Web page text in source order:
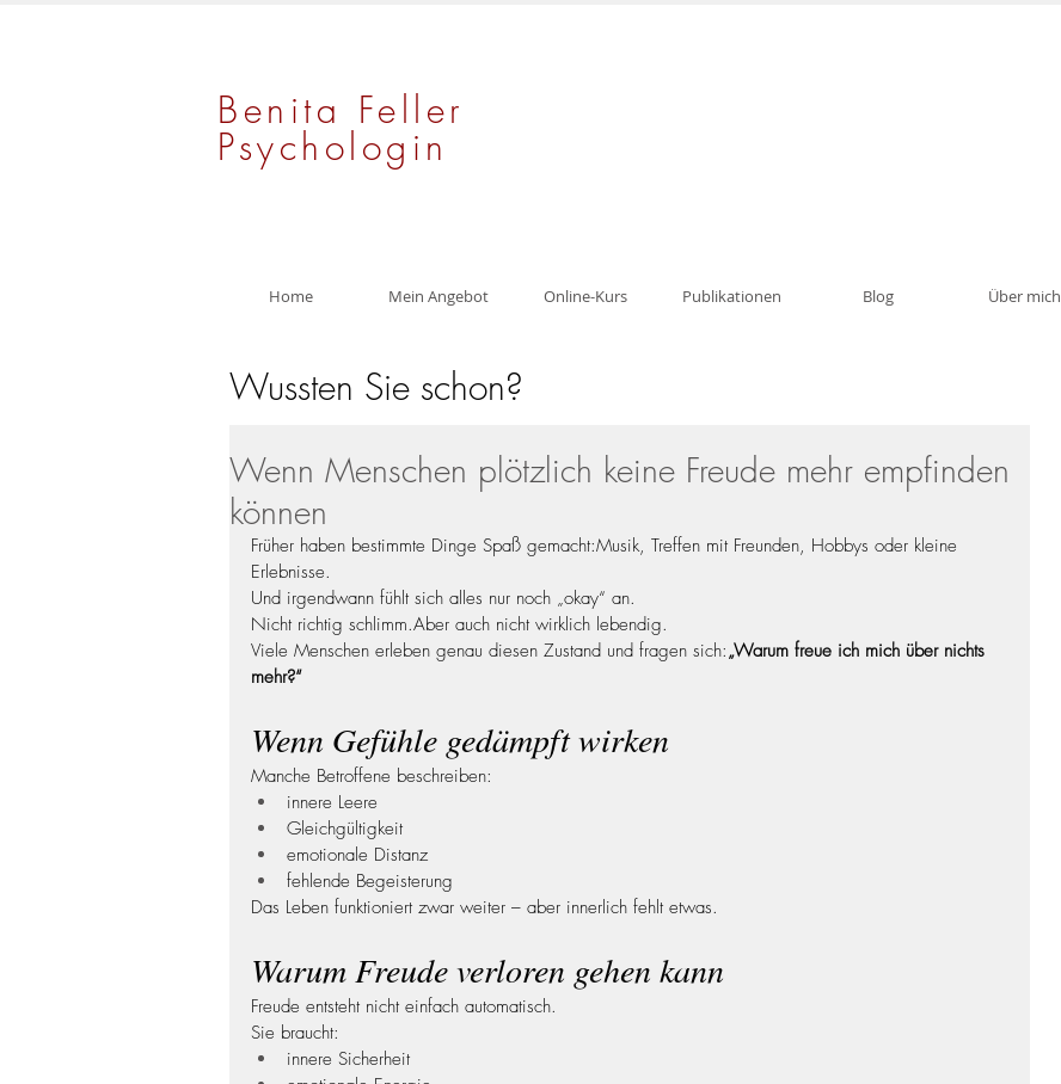
Benita Feller
Psychologin
Home Mein Angebot Online-Kurs Publikationen Blog Über mich
Wussten Sie schon?
Wenn Menschen plötzlich keine Freude mehr empfinden
können
Früher haben bestimmte Dinge Spaß gemacht:Musik, Treffen mit Freunden, Hobbys oder kleine
Erlebnisse.
Und irgendwann fühlt sich alles nur noch „okay“ an.
Nicht richtig schlimm.Aber auch nicht wirklich lebendig.
Viele Menschen erleben genau diesen Zustand und fragen sich:„Warum freue ich mich über nichts
mehr?“
Wenn Gefühle gedämpft wirken
Manche Betroffene beschreiben:
innere Leere
Gleichgültigkeit
emotionale Distanz
fehlende Begeisterung
Das Leben funktioniert zwar weiter – aber innerlich fehlt etwas.
Warum Freude verloren gehen kann
Freude entsteht nicht einfach automatisch.
Sie braucht:
innere Sicherheit